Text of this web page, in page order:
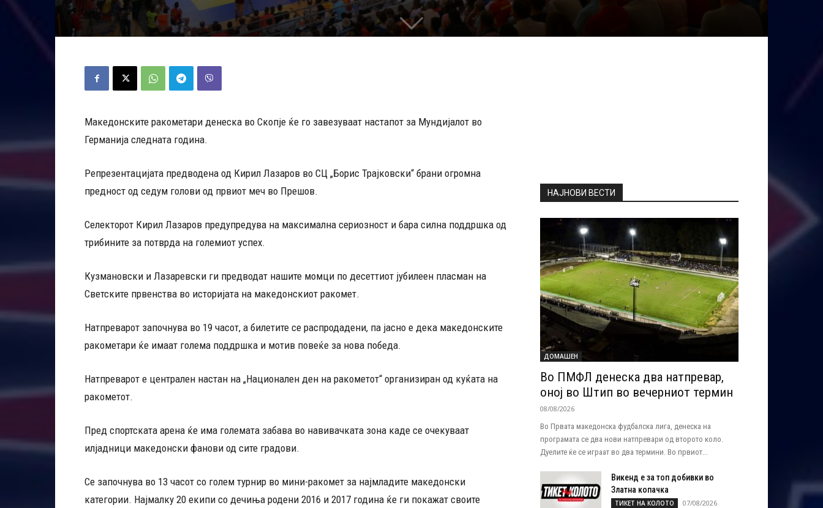
Македонските ракометари денеска во Скопје ќе го завезуваат настапот за Мундијалот во
Германија следната година.
Репрезентацијата предводена од Кирил Лазаров во СЦ „Борис Трајковски“ брани огромна
предност од седум голови од првиот меч во Прешов.
Селекторот Кирил Лазаров предупредува на максимална сериозност и бара силна поддршка од
трибините за потврда на големиот успех.
Кузмановски и Лазаревски ги предводат нашите момци по десеттиот јубилеен пласман на
Светските првенства во историјата на македонскиот ракомет.
Натпреварот започнува во 19 часот, а билетите се распродадени, па јасно е дека македонските
ракометари ќе имаат голема поддршка и мотив повеќе за нова победа.
Натпреварот е централен настан на „Национален ден на ракометот“ организиран од куќата на
ракометот.
Пред спортската арена ќе има големата забава во навивачката зона каде се очекуваат
илјадници македонски фанови од сите градови.
Се започнува во 13 часот со голем турнир во мини-ракомет за најмладите македонски
категории. Најмалку 20 екипи со дечиња родени 2016 и 2017 година ќе ги покажат своите
НАЈНОВИ ВЕСТИ
ДОМАШЕН
Во ПМФЛ денеска два натпревар,
оној во Штип во вечерниот термин
08/08/2026
Во Првата македонска фудбалска лига, денеска на
програмата се два нови натпревари од второто коло.
Дуелите ќе се играат во два термини. Во првиот...
Викенд е за топ добивки во
Златна копачка
ТИКЕТ НА КОЛОТО 07/08/2026